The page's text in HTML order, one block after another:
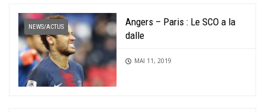
NEWS/ACTUS
Angers – Paris : Le SCO a la
dalle
MAI 11, 2019